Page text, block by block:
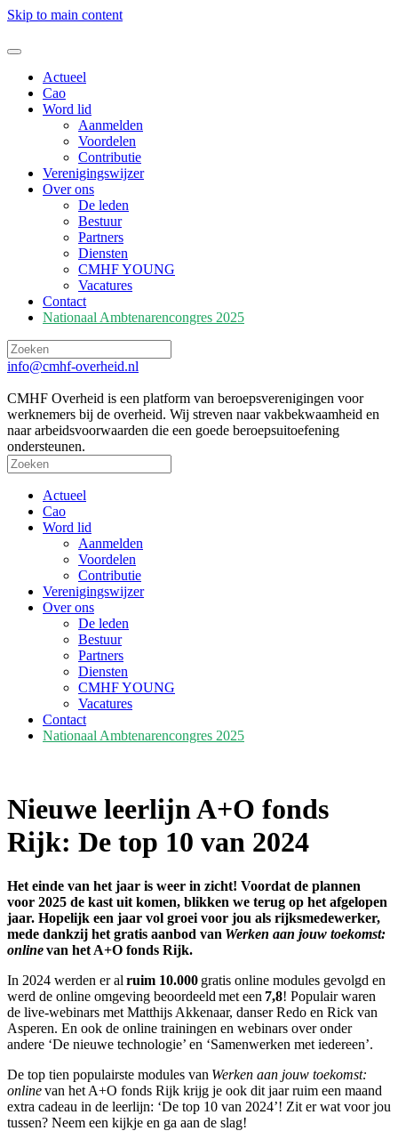
Skip to main content
Actueel
Cao
Word lid
Aanmelden
Voordelen
Contributie
Verenigingswijzer
Over ons
De leden
Bestuur
Partners
Diensten
CMHF YOUNG
Vacatures
Contact
Nationaal Ambtenarencongres 2025
info@cmhf-overheid.nl
CMHF Overheid is een platform van beroepsverenigingen voor
werknemers bij de overheid. Wij streven naar vakbekwaamheid en
naar arbeidsvoorwaarden die een goede beroepsuitoefening
ondersteunen.
Actueel
Cao
Word lid
Aanmelden
Voordelen
Contributie
Verenigingswijzer
Over ons
De leden
Bestuur
Partners
Diensten
CMHF YOUNG
Vacatures
Contact
Nationaal Ambtenarencongres 2025
Nieuwe leerlijn A+O fonds
Rijk: De top 10 van 2024
Het einde van het jaar is weer in zicht! Voordat de plannen
voor 2025 de kast uit komen, blikken we terug op het afgelopen
jaar. Hopelijk een jaar vol groei voor jou als rijksmedewerker,
mede dankzij het gratis aanbod van Werken aan jouw toekomst:
onlinevan het A+O fonds Rijk.
In 2024 werden er al ruim 10.000 gratis online modules gevolgd en
werd de online omgeving beoordeeld met een 7,8! Populair waren
de live-webinars met Matthijs Akkenaar, danser Redo en Rick van
Asperen. En ook de online trainingen en webinars over onder
andere ‘De nieuwe technologie’ en ‘Samenwerken met iedereen’.
De top tien populairste modules van Werken aan jouw toekomst:
onlinevan het A+O fonds Rijk krijg je ook dit jaar ruim een maand
extra cadeau in de leerlijn: ‘De top 10 van 2024’! Zit er wat voor jou
tussen? Neem een kijkje en ga aan de slag!